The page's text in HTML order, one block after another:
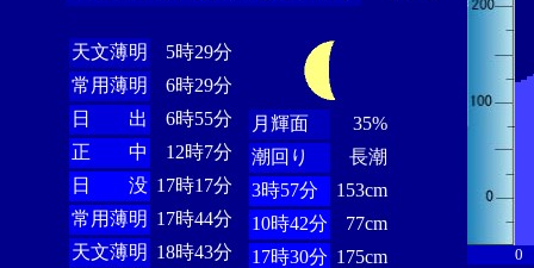
天文薄明
5時29分
常用薄明
6時29分
日 出
6時55分
正 中
12時7分
日 没 17時17分
常用薄明 17時44分
天文薄明 18時43分
月輝面
35%
潮回り
長潮
3時57分
153cm
10時42分
77cm
17時30分 175cm
0